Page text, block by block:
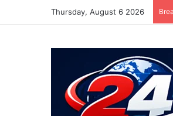
Thursday, August 6 2026